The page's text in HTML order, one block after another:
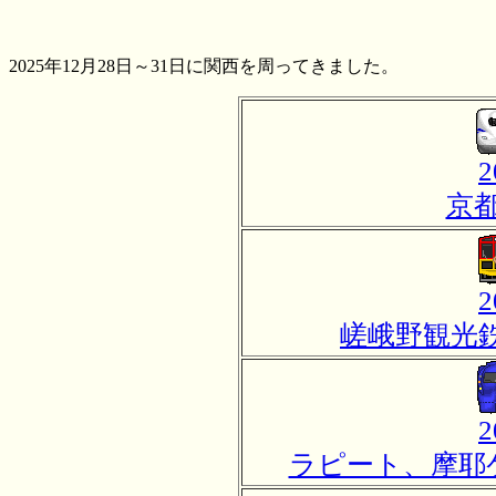
2025年12月28日～31日に関西を周ってきました。
京
嵯峨野観光
ラピート、摩